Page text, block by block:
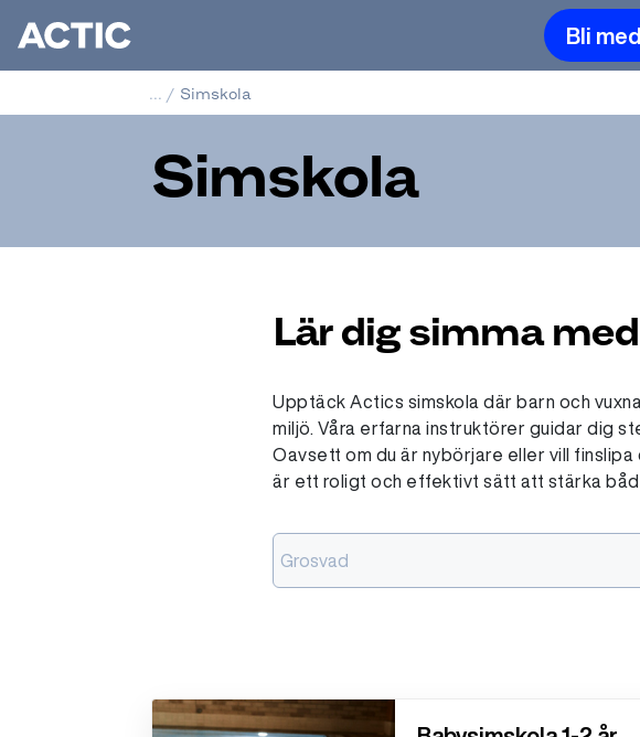
Bli
... / Simskola
Simskola
Lär dig simma
Upptäck Actics simskola där barn och
miljö. Våra erfarna instruktörer guidar dig
Oavsett om du är nybörjare eller vill
är ett roligt och effektivt sätt att stärka
Grosvad